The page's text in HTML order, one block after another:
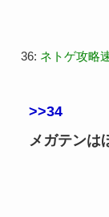
36: ネトゲ攻略
>>34
メガテンは